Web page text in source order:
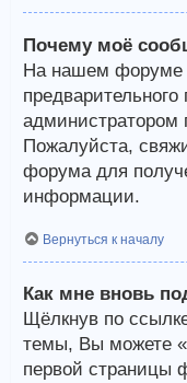
Почему моё
На нашем форуме
администратором
Пожалуйста,
форума для
информации.
Вернуться к началу
Как мне вновь
Щёлкнув по
темы, Вы можете
первой страницы